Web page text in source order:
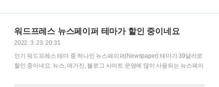
설치하고 테마와 플러그인을 설치하는 등의 작업 없이 곧바로 워드프레스를
는 다음 글을 참고해보세요: https://cafe.naver.com/wphomep..
워드프레스 뉴스페이퍼 테마가 할인 중이네요
2022. 3. 23. 20:31
인기 워드프레스 테마 중 하나인 뉴스페이퍼(Newspaper) 테마가 39달러로
할인 중이네요. 뉴스, 매거진, 블로그 사이트 운영에 많이 사용되는 뉴스페이